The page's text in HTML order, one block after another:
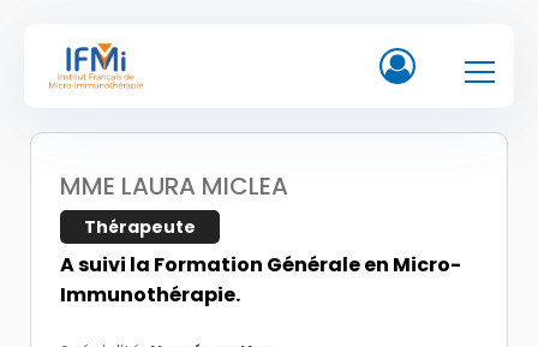
MME LAURA MICLEA
Thérapeute
A suivi la Formation Générale en Micro-
Immunothérapie.